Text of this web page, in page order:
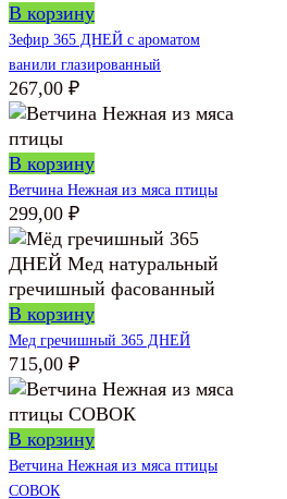
В корзину
Зефир 365 ДНЕЙ с ароматом
ванили глазированный
267,00 ₽
В корзину
Ветчина Нежная из мяса птицы
299,00 ₽
В корзину
Мед гречишный 365 ДНЕЙ
715,00 ₽
В корзину
Ветчина Нежная из мяса птицы
СОВОК